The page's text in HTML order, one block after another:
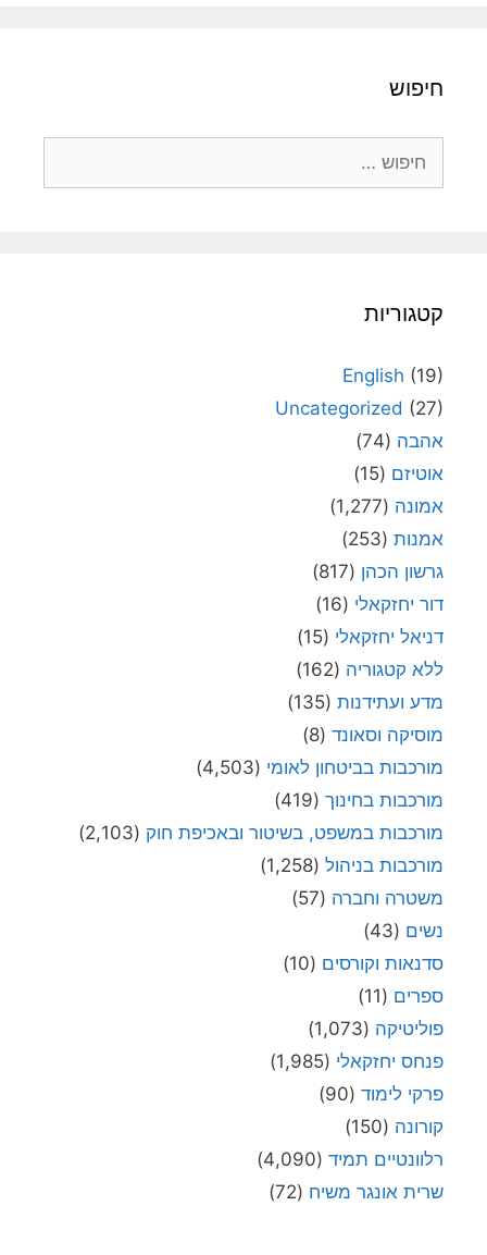
חיפוש
קטגוריות
English (19)
Uncategorized (27)
אהבה (74)
אוטיזם (15)
אמונה (1,277)
אמנות (253)
גרשון הכהן (817)
דור יחזקאלי (16)
דניאל יחזקאלי (15)
ללא קטגוריה (162)
מדע ועתידנות (135)
מוסיקה וסאונד (8)
מורכבות בביטחון לאומי (4,503)
מורכבות בחינוך (419)
מורכבות במשפט, בשיטור ובאכיפת חוק (2,103)
מורכבות בניהול (1,258)
משטרה וחברה (57)
נשים (43)
סדנאות וקורסים (10)
ספרים (11)
פוליטיקה (1,073)
פנחס יחזקאלי (1,985)
פרקי לימוד (90)
קורונה (150)
רלוונטיים תמיד (4,090)
שרית אונגר משיח (72)